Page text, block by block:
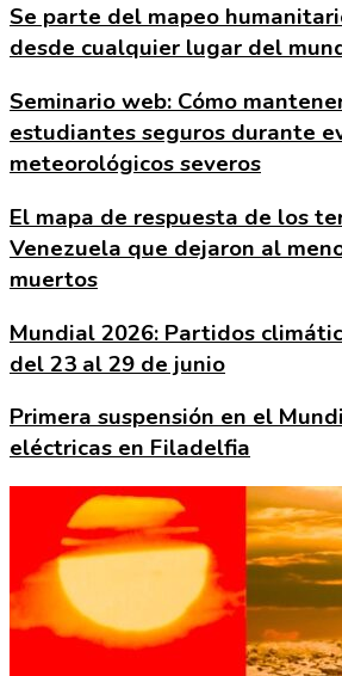
Se parte del mapeo
desde cualquier lugar del
Seminario web: Cómo
estudiantes seguros durante
meteorológicos severos
El mapa de respuesta de los
Venezuela que dejaron al
muertos
Mundial 2026: Partidos
del 23 al 29 de junio
Primera suspensión en el
eléctricas en Filadelfia